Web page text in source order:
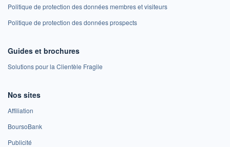
Politique de protection des données membres et visiteurs
Politique de protection des données prospects
Guides et brochures
Solutions pour la Clientèle Fragile
Nos sites
Affiliation
BoursoBank
Publicité